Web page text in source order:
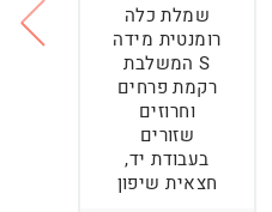
שמלת כלה
רומנטית מידה
S המשלבת
רקמת פרחים
וחרוזים
שזורים
בעבודת יד,
חצאית שיפון